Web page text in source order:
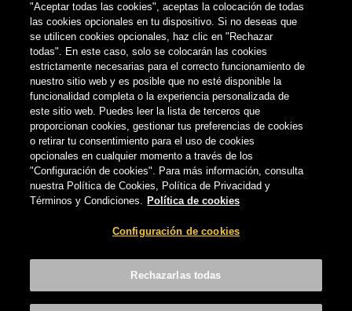
Configuración de cookies
"Aceptar todas las cookies", aceptas la colocación de todas
las cookies opcionales en tu dispositivo. Si no deseas que
se utilicen cookies opcionales, haz clic en "Rechazar
todas". En este caso, solo se colocarán las cookies
estrictamente necesarias para el correcto funcionamiento de
nuestro sitio web y es posible que no esté disponible la
funcionalidad completa o la experiencia personalizada de
este sitio web. Puedes leer la lista de terceros que
proporcionan cookies, gestionar tus preferencias de cookies
o retirar tu consentimiento para el uso de cookies
opcionales en cualquier momento a través de los
"Configuración de cookies". Para más información, consulta
nuestra Política de Cookies, Política de Privacidad y
Términos y Condiciones. Política de cookies
Configuración de cookies
Rechazarlas todas